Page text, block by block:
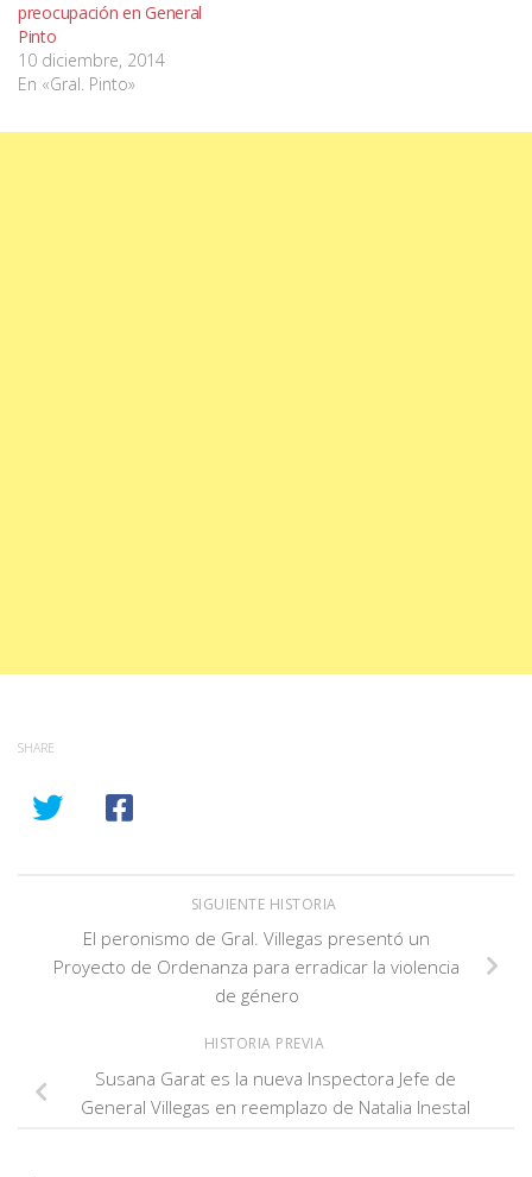
preocupación en General
Pinto
10 diciembre, 2014
En «Gral. Pinto»
SHARE
SIGUIENTE HISTORIA
El peronismo de Gral. Villegas presentó un
Proyecto de Ordenanza para erradicar la violencia
de género
HISTORIA PREVIA
Susana Garat es la nueva Inspectora Jefe de
General Villegas en reemplazo de Natalia Inestal